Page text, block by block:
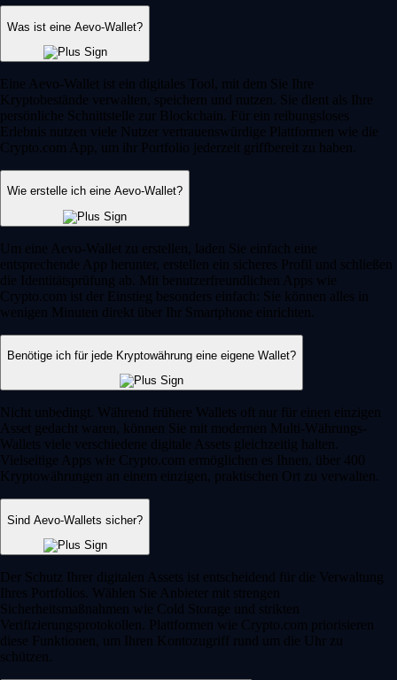
Was ist eine Aevo-Wallet?
Eine Aevo-Wallet ist ein digitales Tool, mit dem Sie Ihre
Kryptobestände verwalten, speichern und nutzen. Sie dient als Ihre
persönliche Schnittstelle zur Blockchain. Für ein reibungsloses
Erlebnis nutzen viele Nutzer vertrauenswürdige Plattformen wie die
Crypto.com App, um ihr Portfolio jederzeit griffbereit zu haben.
Wie erstelle ich eine Aevo-Wallet?
Um eine Aevo-Wallet zu erstellen, laden Sie einfach eine
entsprechende App herunter, erstellen ein sicheres Profil und schließen
die Identitätsprüfung ab. Mit benutzerfreundlichen Apps wie
Crypto.com ist der Einstieg besonders einfach: Sie können alles in
wenigen Minuten direkt über Ihr Smartphone einrichten.
Benötige ich für jede Kryptowährung eine eigene Wallet?
Nicht unbedingt. Während frühere Wallets oft nur für einen einzigen
Asset gedacht waren, können Sie mit modernen Multi-Währungs-
Wallets viele verschiedene digitale Assets gleichzeitig halten.
Vielseitige Apps wie Crypto.com ermöglichen es Ihnen, über 400
Kryptowährungen an einem einzigen, praktischen Ort zu verwalten.
Sind Aevo-Wallets sicher?
Der Schutz Ihrer digitalen Assets ist entscheidend für die Verwaltung
Ihres Portfolios. Wählen Sie Anbieter mit strengen
Sicherheitsmaßnahmen wie Cold Storage und strikten
Verifizierungsprotokollen. Plattformen wie Crypto.com priorisieren
diese Funktionen, um Ihren Kontozugriff rund um die Uhr zu
schützen.